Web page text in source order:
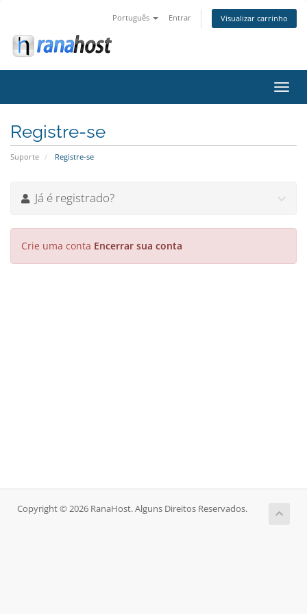
Português Entrar Visualizar carrinho
Registre-se
Suporte Registre-se
Já é registrado?
Crie uma conta Encerrar sua conta
Copyright © 2026 RanaHost. Alguns Direitos Reservados.